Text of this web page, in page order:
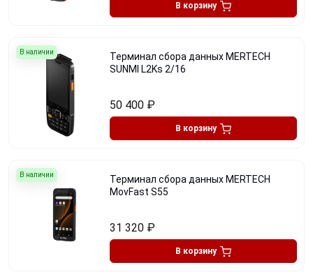
В корзину
В наличии
В корзину
Терминал сбора данных MERTECH
SUNMI L2Ks 2/16
50 400 ₽
В наличии
В корзину
Терминал сбора данных MERTECH
MovFast S55
31 320 ₽